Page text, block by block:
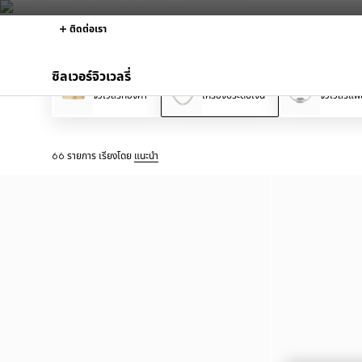
ติดต่อเรา
ซิลเวอร์จิวเวลรี่
จิวเวลรี่ทองคำ เครื่องประดับเงิน จิวเวลรี่แ
66 รายการ เรียงโดย แนะนำ